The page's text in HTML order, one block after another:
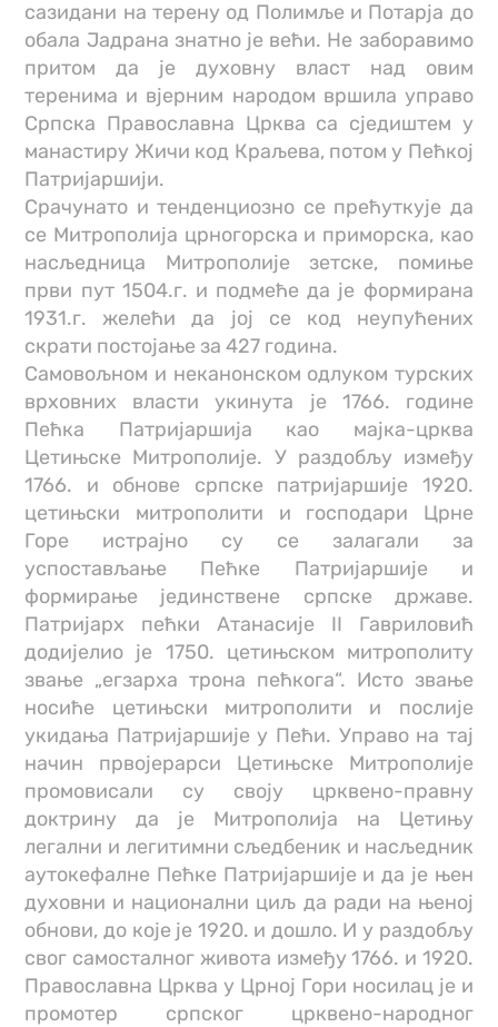
сазидани на терену од Полимље и Потарја до
обала Јадрана знатно је већи. Не заборавимо
притом да је духовну власт над овим
теренима и вјерним народом вршила управо
Српска Православна Црква са сједиштем у
манастиру Жичи код Краљева, потом у Пећкој
Патријаршији.
Срачунато и тенденциозно се прећуткује да
се Митрополија црногорска и приморска, као
насљедница Митрополије зетске, помиње
први пут 1504.г. и подмеће да је формирана
1931.г. желећи да јој се код неупућених
скрати постојање за 427 година.
Самовољном и неканонском одлуком турских
врховних власти укинута је 1766. године
Пећка Патријаршија као мајка-црква
Цетињске Митрополије. У раздобљу између
1766. и обнове српске патријаршије 1920.
цетињски митрополити и господари Црне
Горе истрајно су се залагали за
успостављање Пећке Патријаршије и
формирање јединствене српске државе.
Патријарх пећки Атанасије II Гавриловић
додијелио је 1750. цетињском митрополиту
звање „егзарха трона пећкога“. Исто звање
носиће цетињски митрополити и послије
укидања Патријаршије у Пећи. Управо на тај
начин првојерарси Цетињске Митрополије
промовисали су своју црквено-правну
доктрину да је Митрополија на Цетињу
легални и легитимни сљедбеник и насљедник
аутокефалне Пећке Патријаршије и да је њен
духовни и национални циљ да ради на њеној
обнови, до које је 1920. и дошло. И у раздобљу
свог самосталног живота између 1766. и 1920.
Православна Црква у Црној Гори носилац је и
промотер српског црквено-народног